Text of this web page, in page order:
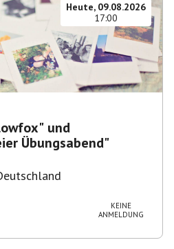
Heute, 09.08.2026
17:00
und
Übungsabend"
KEINE
ANMELDUNG